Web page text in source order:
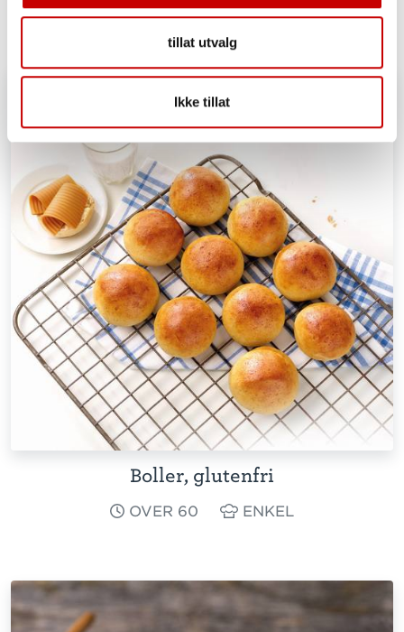
tillat utvalg
Ikke tillat
Boller, glutenfri
OVER 60 ENKEL